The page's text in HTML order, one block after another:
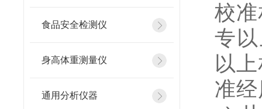
食品安全检测仪
身高体重测量仪
通用分析仪器
校
专
以
准